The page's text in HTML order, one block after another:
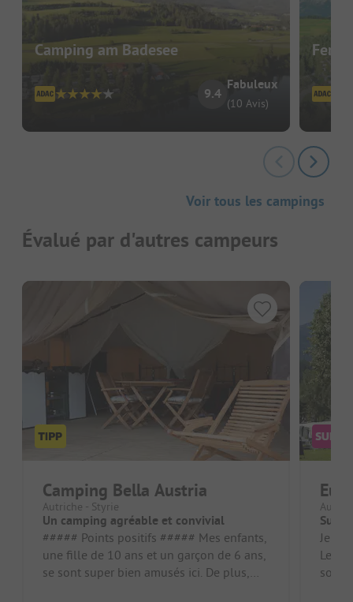
Camping am Badesee
9.4
Fabuleux
(10 Avis)
Voir tous les campings
Évalué par d'autres campeurs
Camping Bella Austria
Autriche - Styrie
Un camping agréable et convivial
##### Points positifs ##### Mes enfants,
une fille de 10 ans et un garçon de 6 ans,
se sont super bien amusés ici. De plus,
Je ne
Les
sont